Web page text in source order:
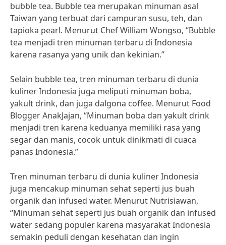
bubble tea. Bubble tea merupakan minuman asal
Taiwan yang terbuat dari campuran susu, teh, dan
tapioka pearl. Menurut Chef William Wongso, “Bubble
tea menjadi tren minuman terbaru di Indonesia
karena rasanya yang unik dan kekinian.”
Selain bubble tea, tren minuman terbaru di dunia
kuliner Indonesia juga meliputi minuman boba,
yakult drink, dan juga dalgona coffee. Menurut Food
Blogger AnakJajan, “Minuman boba dan yakult drink
menjadi tren karena keduanya memiliki rasa yang
segar dan manis, cocok untuk dinikmati di cuaca
panas Indonesia.”
Tren minuman terbaru di dunia kuliner Indonesia
juga mencakup minuman sehat seperti jus buah
organik dan infused water. Menurut Nutrisiawan,
“Minuman sehat seperti jus buah organik dan infused
water sedang populer karena masyarakat Indonesia
semakin peduli dengan kesehatan dan ingin